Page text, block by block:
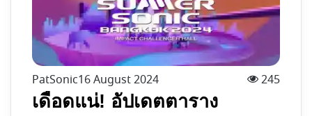
PatSonic16 August 2024 245
เดือดแน่! อัปเดตตาราง